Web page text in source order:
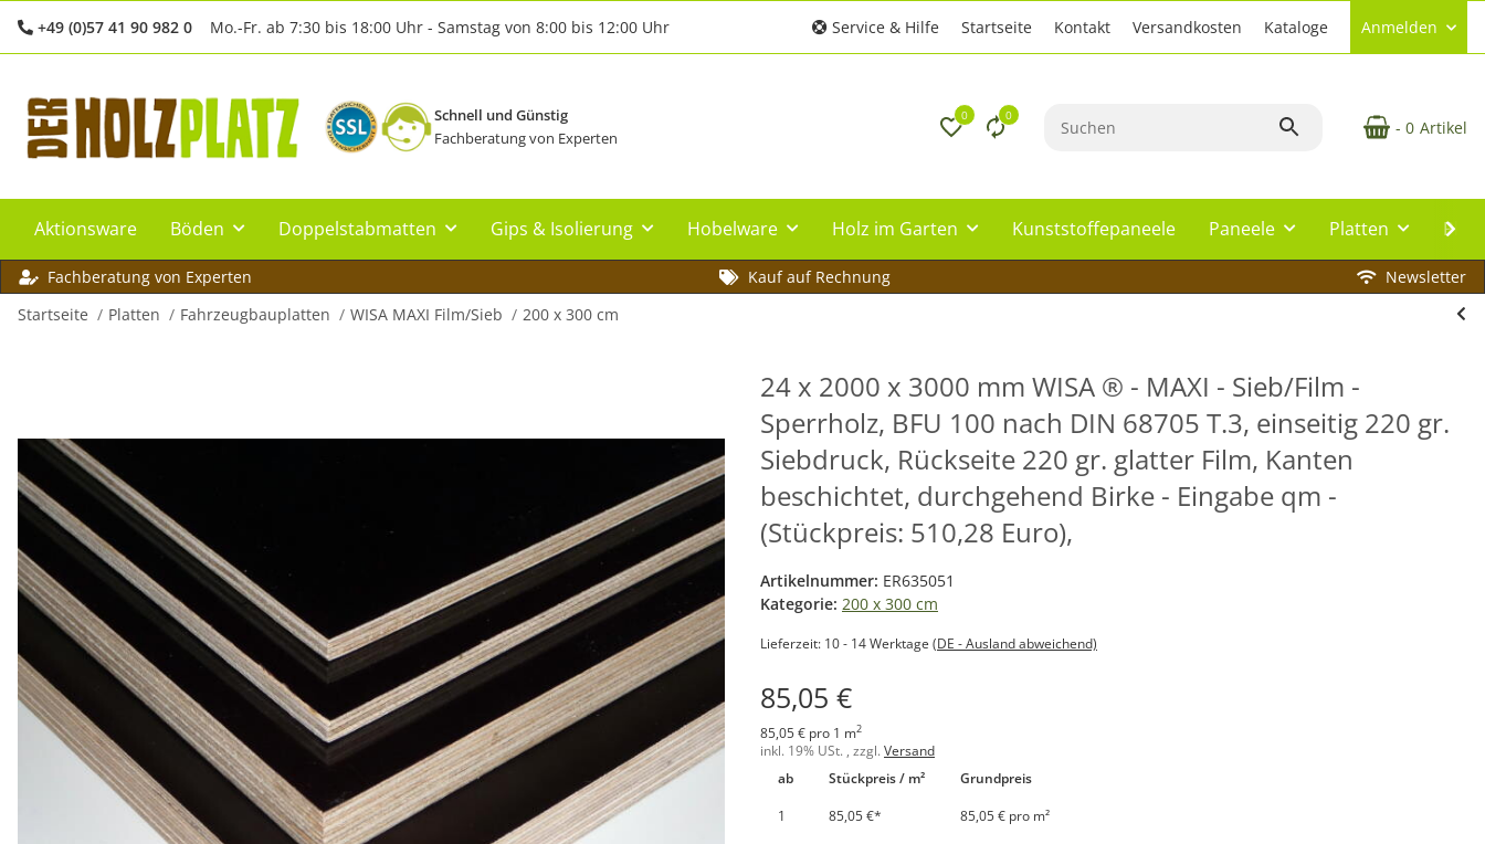
+49 (0)57 41 90 982 0 Mo.-Fr. ab 7:30 bis 18:00 Uhr - Samstag von 8:00 bis 12:00 Uhr Service & Hilfe Startseite Kontakt Versandkosten Kataloge Anmelden
Schnell und Günstig
Fachberatung von Experten
0 0
- 0 Artikel
Aktionsware Böden Doppelstabmatten Gips & Isolierung Hobelware Holz im Garten Kunststoffepaneele Paneele Platten
Fachberatung von Experten Kauf auf Rechnung
Newsletter
Startseite
Platten Fahrzeugbauplatten WISA MAXI Film/Sieb 200 x 300 cm
24 x 2000 x 3000 mm WISA ® - MAXI - Sieb/Film -
Sperrholz, BFU 100 nach DIN 68705 T.3, einseitig 220 gr.
Siebdruck, Rückseite 220 gr. glatter Film, Kanten
beschichtet, durchgehend Birke - Eingabe qm -
(Stückpreis: 510,28 Euro),
Artikelnummer: ER635051
Kategorie: 200 x 300 cm
Lieferzeit: 10 - 14 Werktage (DE - Ausland abweichend)
85,05 €
85,05 € pro 1 m2
inkl. 19% USt. , zzgl. Versand
ab
Stückpreis / m²
Grundpreis
1
85,05 €* 85,05 € pro m²